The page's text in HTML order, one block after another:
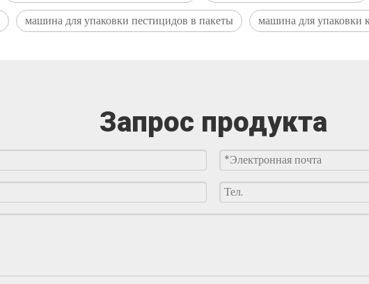
машина для упаковки пестицидов в пакеты машина для упаковки
Запрос продукта